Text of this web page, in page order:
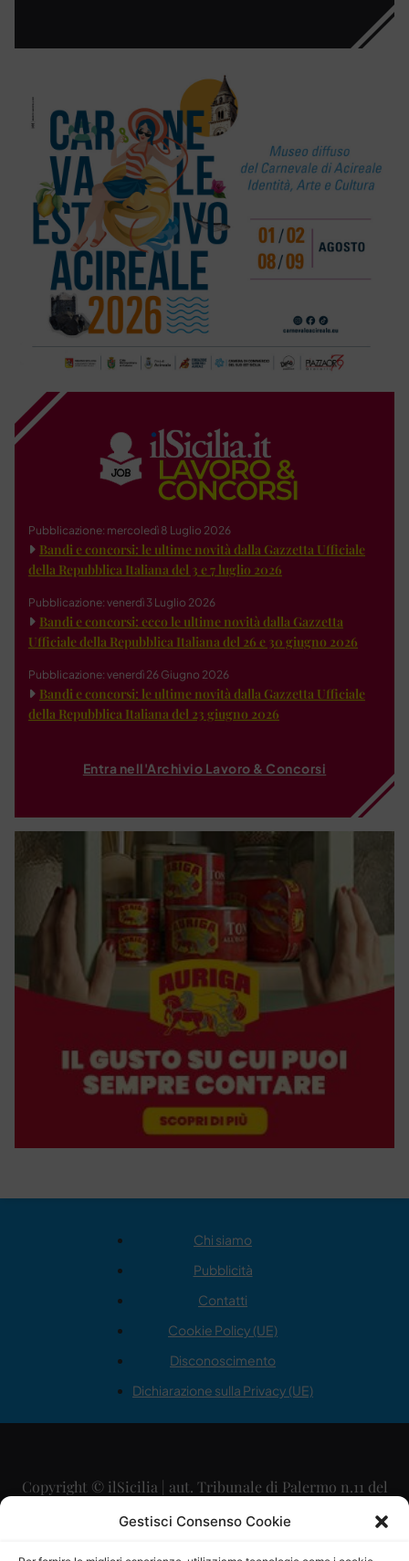
Gestisci Consenso Cookie
Pubblicazione: mercoledì 8 Luglio 2026
Bandi e concorsi: le ultime novità dalla Gazzetta Ufficiale
della Repubblica Italiana del 3 e 7 luglio 2026
Pubblicazione: venerdì 3 Luglio 2026
Bandi e concorsi: ecco le ultime novità dalla Gazzetta
Ufficiale della Repubblica Italiana del 26 e 30 giugno 2026
Pubblicazione: venerdì 26 Giugno 2026
Bandi e concorsi: le ultime novità dalla Gazzetta Ufficiale
della Repubblica Italiana del 23 giugno 2026
Entra nell'Archivio Lavoro & Concorsi
Chi siamo
Pubblicità
Contatti
Cookie Policy (UE)
Disconoscimento
Dichiarazione sulla Privacy (UE)
Copyright © ilSicilia | aut. Tribunale di Palermo n.11 del
29/09/2015